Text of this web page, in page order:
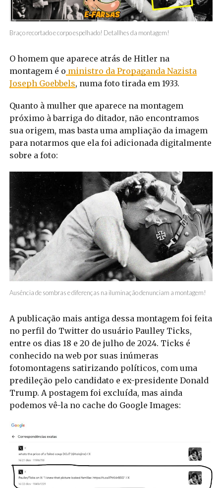
Braço recortado e corpo espelhado! Detallhes da montagem!
O homem que aparece atrás de Hitler na
montagem é o ministro da Propaganda Nazista
Joseph Goebbels, numa foto tirada em 1933.
Quanto à mulher que aparece na montagem
próximo à barriga do ditador, não encontramos
sua origem, mas basta uma ampliação da imagem
para notarmos que ela foi adicionada digitalmente
sobre a foto:
Ausência de sombras e diferenças na iluminação denunciam a montagem!
A publicação mais antiga dessa montagem foi feita
no perfil do Twitter do usuário Paulley Ticks,
entre os dias 18 e 20 de julho de 2024. Ticks é
conhecido na web por suas inúmeras
fotomontagens satirizando políticos, com uma
predileção pelo candidato e ex-presidente Donald
Trump. A postagem foi excluída, mas ainda
podemos vê-la no cache do Google Images: